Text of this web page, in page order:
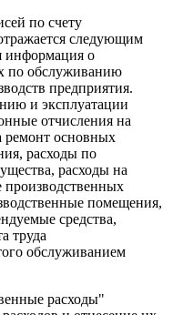
по счету
следующим
информация о
по обслуживанию
предприятия.
и эксплуатации
отчисления на
ремонт основных
расходы по
расходы на
производственных
помещения,
средства,
труда
обслуживанием
расходы"